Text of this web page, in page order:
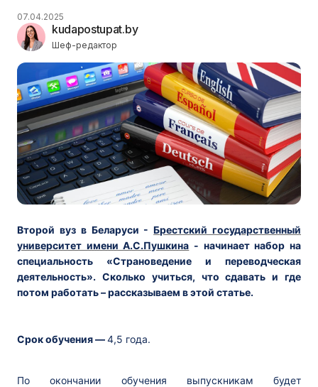
kudapostupat.by
Шеф-редактор
07.04.2025
Второй вуз в Беларуси -Брестский государственный
университет имени А.С.Пушкина - начинает набор на
специальность «Страноведение и переводческая
деятельность». Сколько учиться, что сдавать и где
потом работать – рассказываем в этой статье.
Срок обучения —4,5 года.
По окончании обучения выпускникам будет